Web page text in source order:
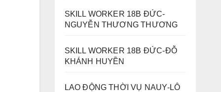
SKILL WORKER 18B ĐỨC-
NGUYỄN THƯƠNG THƯƠNG
SKILL WORKER 18B ĐỨC-ĐỖ
KHÁNH HUYỀN
LAO ĐỘNG THỜI VỤ NAUY-LÔ